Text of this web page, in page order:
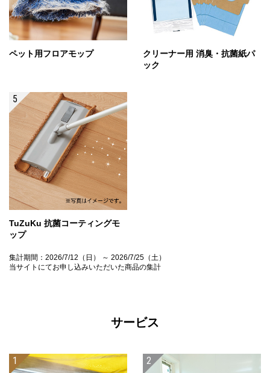
ペット用フロアモップ
クリーナー用 消臭・抗菌紙パ
ック
TuZuKu 抗菌コーティングモ
ップ
集計期間：2026/7/12（日） ～ 2026/7/25（土）
当サイトにてお申し込みいただいた商品の集計
サービス